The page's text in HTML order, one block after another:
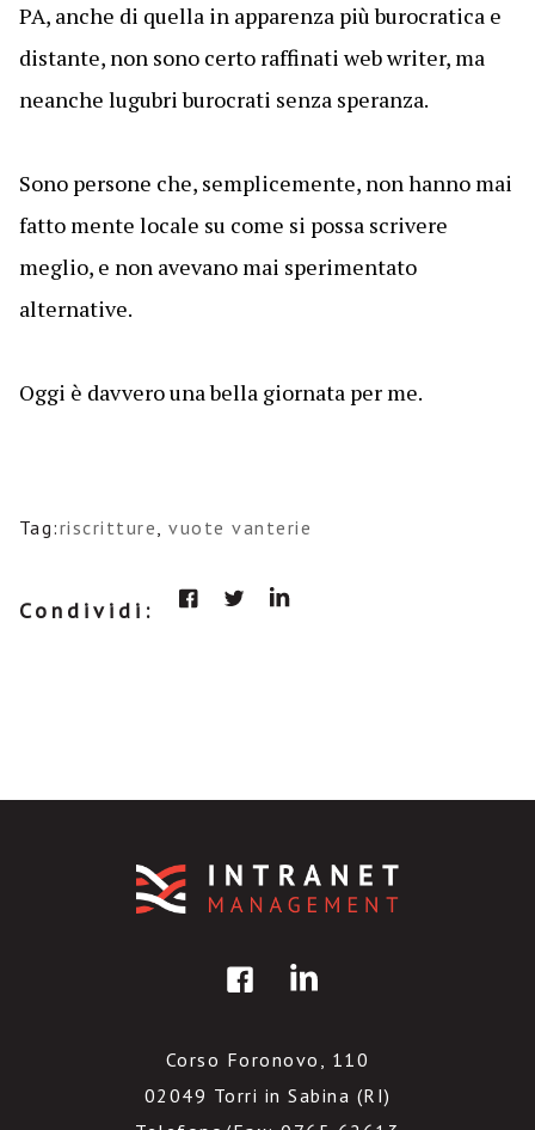
PA, anche di quella in apparenza più burocratica e
distante, non sono certo raffinati web writer, ma
neanche lugubri burocrati senza speranza.
Sono persone che, semplicemente, non hanno mai
fatto mente locale su come si possa scrivere
meglio, e non avevano mai sperimentato
alternative.
Oggi è davvero una bella giornata per me.
Tag:riscritture,vuote vanterie
Condividi:
Corso Foronovo, 110
02049 Torri in Sabina (RI)